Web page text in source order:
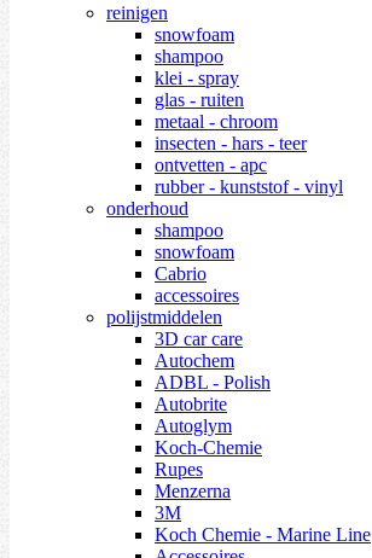
reinigen
snowfoam
shampoo
klei - spray
glas - ruiten
metaal - chroom
insecten - hars - teer
ontvetten - apc
rubber - kunststof - vinyl
onderhoud
shampoo
snowfoam
Cabrio
accessoires
polijstmiddelen
3D car care
Autochem
ADBL - Polish
Autobrite
Autoglym
Koch-Chemie
Rupes
Menzerna
3M
Koch Chemie - Marine Line